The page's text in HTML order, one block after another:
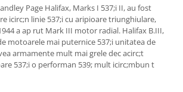
Page Halifax, Marks I 537;i II, au fost
icirc;n linie 537;i cu aripioare triunghiulare,
a ap rut Mark III motor radial. Halifax B.III,
motoarele mai puternice 537;i unitatea de
armamente mult mai grele dec acirc;t
537;i o performan 539; mult icirc;mbun t